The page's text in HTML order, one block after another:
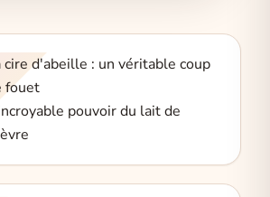
cire d'abeille : un véritable coup
fouet
pouvoir du lait de